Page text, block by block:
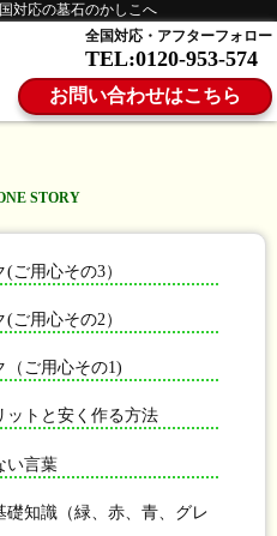
対応の墓石のかしこへ
全国対応・アフターフォロー
TEL:0120-953-574
お問い合わせはこちら
STORY
ご用心その3）
ご用心その2）
（ご用心その1)
ットと安く作る方法
い言葉
知識（緑、赤、青、グレ